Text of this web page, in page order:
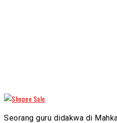
Seorang guru didakwa di